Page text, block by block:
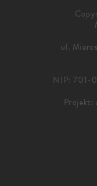
ul.
NIP: 701-
Projekt: